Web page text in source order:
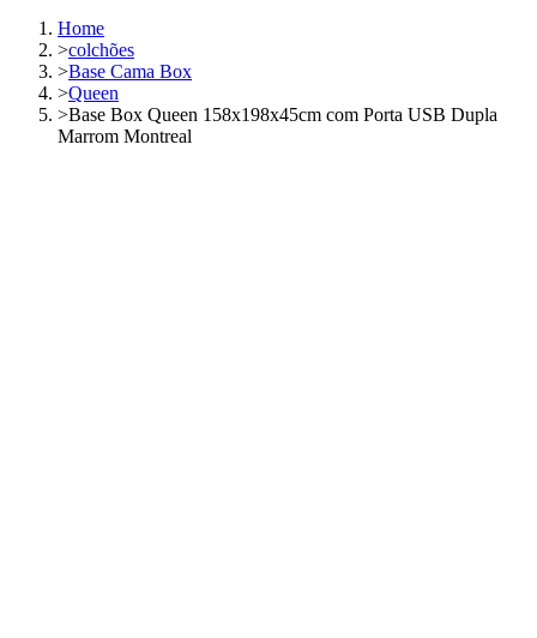
Home
>colchões
>Base Cama Box
>Queen
>Base Box Queen 158x198x45cm com Porta USB Dupla
Marrom Montreal